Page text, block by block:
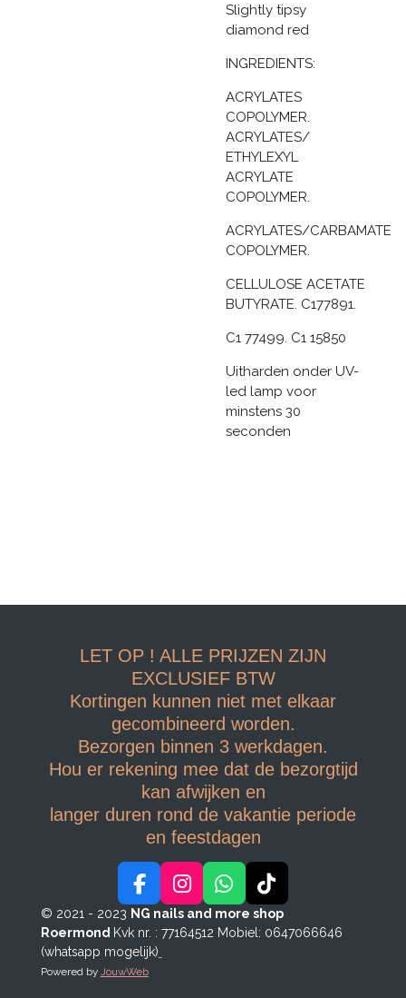
Slightly tipsy
diamond red
INGREDIENTS:
ACRYLATES
COPOLYMER.
ACRYLATES/
ETHYLEXYL
ACRYLATE
COPOLYMER.
ACRYLATES/CARBAMATE
COPOLYMER.
CELLULOSE ACETATE
BUTYRATE. C177891.
C1 77499. C1 15850
Uitharden onder UV-
led lamp voor
minstens 30
seconden
LET OP ! ALLE PRIJZEN ZIJN
EXCLUSIEF BTW
Kortingen kunnen niet met elkaar
gecombineerd worden.
Bezorgen binnen 3 werkdagen.
Hou er rekening mee dat de bezorgtijd
kan afwijken en
langer duren rond de vakantie periode
en feestdagen
F
a
c
e
b
I
n
s
W
h
a
T
i
k
© 2021 - 2023 NG nails and more shop
Roermond Kvk nr. : 77164512 Mobiel: 0647066646
(whatsapp mogelijk)
Powered by JouwWeb